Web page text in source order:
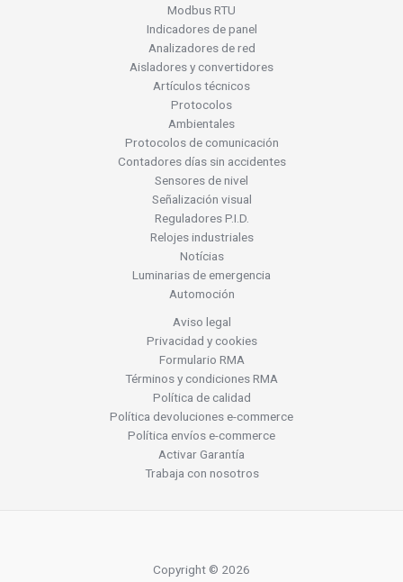
Modbus RTU
Indicadores de panel
Analizadores de red
Aisladores y convertidores
Artículos técnicos
Protocolos
Ambientales
Protocolos de comunicación
Contadores días sin accidentes
Sensores de nivel
Señalización visual
Reguladores P.I.D.
Relojes industriales
Notícias
Luminarias de emergencia
Automoción
Aviso legal
Privacidad y cookies
Formulario RMA
Términos y condiciones RMA
Política de calidad
Política devoluciones e-commerce
Política envíos e-commerce
Activar Garantía
Trabaja con nosotros
Copyright © 2026